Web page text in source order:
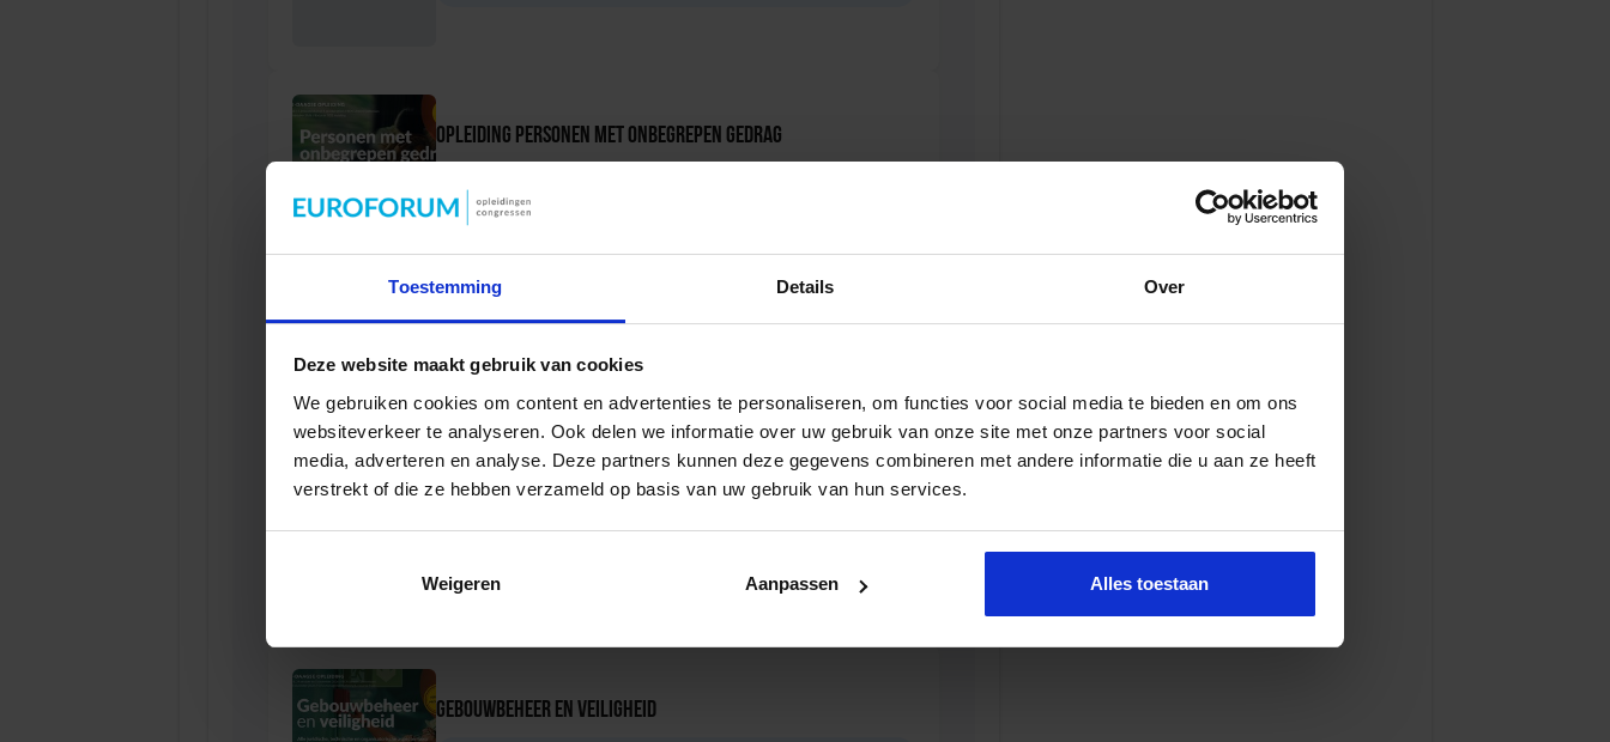
Toestemming Details Over
Deze website maakt gebruik van cookies
We gebruiken cookies om content en advertenties te personaliseren, om functies voor social media te bieden en om ons
websiteverkeer te analyseren. Ook delen we informatie over uw gebruik van onze site met onze partners voor social
media, adverteren en analyse. Deze partners kunnen deze gegevens combineren met andere informatie die u aan ze heeft
verstrekt of die ze hebben verzameld op basis van uw gebruik van hun services.
Weigeren Aanpassen Alles toestaan
Opleiding Personen met onbegrepen gedrag
Opleiding Sociale Veiligheid in de Organisatie
VEILIGHEID
Gebouwbeheer en veiligheid